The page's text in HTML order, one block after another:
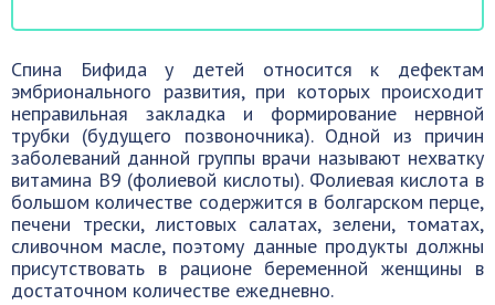
Спина Бифида у детей относится к дефектам
эмбрионального развития, при которых происходит
неправильная закладка и формирование нервной
трубки (будущего позвоночника). Одной из причин
заболеваний данной группы врачи называют нехватку
витамина B9 (фолиевой кислоты). Фолиевая кислота в
большом количестве содержится в болгарском перце,
печени трески, листовых салатах, зелени, томатах,
сливочном масле, поэтому данные продукты должны
присутствовать в рационе беременной женщины в
достаточном количестве ежедневно.